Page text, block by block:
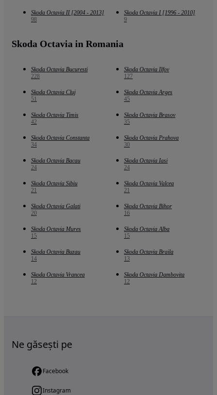
Skoda Octavia II [2004 - 2013]
98
Skoda Octavia I [1996 - 2010]
9
Skoda Octavia in Romania
Skoda Octavia Bucuresti
228
Skoda Octavia Ilfov
127
Skoda Octavia Cluj
51
Skoda Octavia Arges
45
Skoda Octavia Timis
42
Skoda Octavia Brasov
35
Skoda Octavia Constanta
34
Skoda Octavia Prahova
30
Skoda Octavia Bacau
24
Skoda Octavia Iasi
24
Skoda Octavia Sibiu
21
Skoda Octavia Valcea
21
Skoda Octavia Galati
20
Skoda Octavia Bihor
16
Skoda Octavia Mures
15
Skoda Octavia Alba
15
Skoda Octavia Buzau
14
Skoda Octavia Braila
13
Skoda Octavia Vrancea
12
Skoda Octavia Dambovita
12
Ne găsești pe
Facebook
Instagram